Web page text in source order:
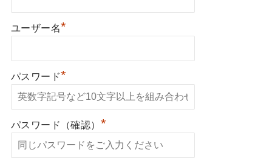
ユーザー名*
パスワード*
パスワード（確認） *